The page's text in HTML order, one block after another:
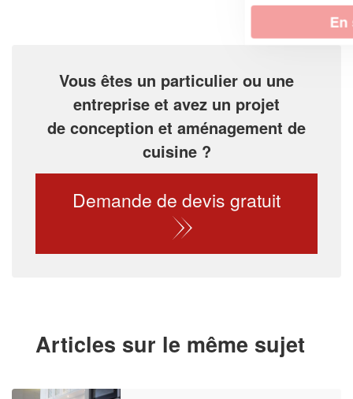
Vous êtes un particulier ou une
entreprise et avez un projet
de conception et aménagement de
cuisine ?
Demande de devis gratuit
Articles sur le même sujet